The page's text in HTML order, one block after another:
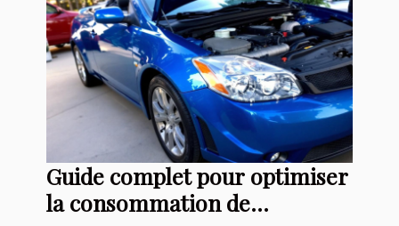
Guide complet pour optimiser
la consommation de